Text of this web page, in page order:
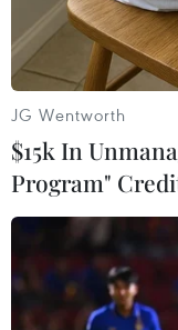
JG Wentworth
$15k In
Program"